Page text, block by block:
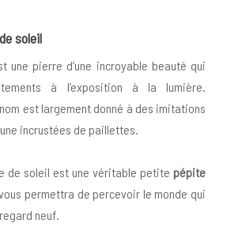
soleil
une pierre d’une incroyable beauté qui
à l’exposition à la lumière.
est largement donné à des imitations
incrustées de paillettes.
de soleil est une véritable petitepépite
permettra de percevoir le monde qui
neuf.